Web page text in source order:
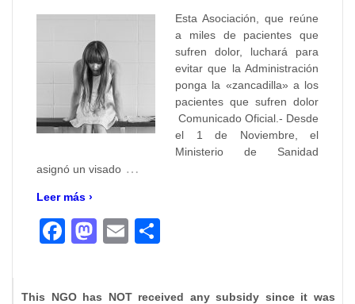
Esta Asociación, que reúne
a miles de pacientes que
sufren dolor, luchará para
evitar que la Administración
ponga la «zancadilla» a los
pacientes que sufren dolor
Comunicado Oficial.- Desde
el 1 de Noviembre, el
Ministerio de Sanidad
asignó un visado …
Leer más ›
Facebook
Mastodon
Email
This NGO has NOT received any subsidy since it was